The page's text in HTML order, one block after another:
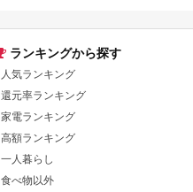
ランキングから探す
人気ランキング
還元率ランキング
家電ランキング
高額ランキング
一人暮らし
食べ物以外